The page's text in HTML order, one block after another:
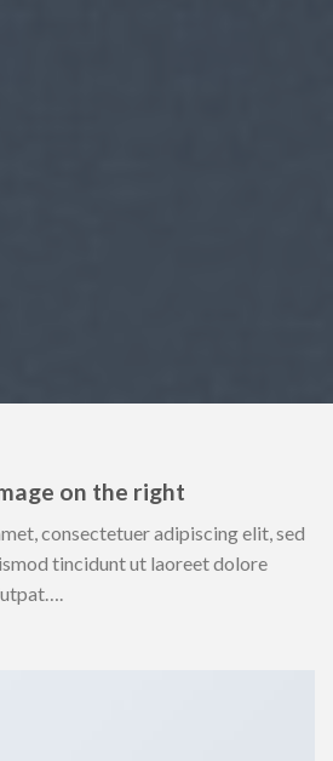
on the right
consectetuer adipiscing elit, sed
tincidunt ut laoreet dolore